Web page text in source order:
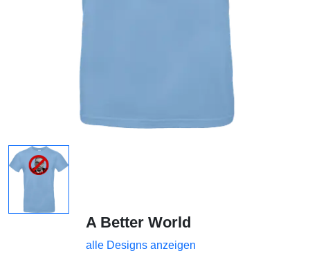
A Better World
alle Designs anzeigen